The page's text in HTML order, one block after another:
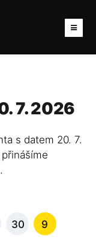
7. 2026
s datem 20. 7.
30 9